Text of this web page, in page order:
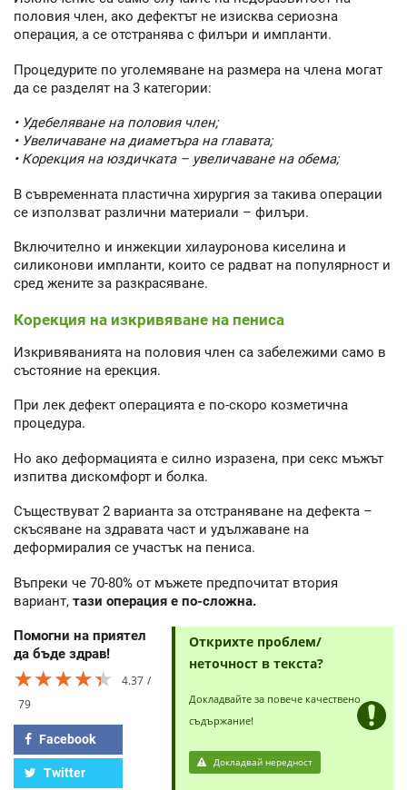
половия член, ако дефектът не изисква сериозна
операция, а се отстранява с филъри и импланти.
Процедурите по уголемяване на размера на члена могат
да се разделят на 3 категории:
• Удебеляване на половия член;
• Увеличаване на диаметъра на главата;
• Корекция на юздичката – увеличаване на обема;
В съвременната пластична хирургия за такива операции
се използват различни материали – филъри.
Включително и инжекции хилауронова киселина и
силиконови импланти, които се радват на популярност и
сред жените за разкрасяване.
Корекция на изкривяване на пениса
Изкривяванията на половия член са забележими само в
състояние на ерекция.
При лек дефект операцията е по-скоро козметична
процедура.
Но ако деформацията е силно изразена, при секс мъжът
изпитва дискомфорт и болка.
Съществуват 2 варианта за отстраняване на дефекта –
скъсяване на здравата част и удължаване на
деформиралия се участък на пениса.
Въпреки че 70-80% от мъжете предпочитат втория
вариант, тази операция е по-сложна.
Помогни на приятел
да бъде здрав!
★★★★★
★★★★★
★★★★★
4.37
79
Facebook
Twitter
Открихте проблем/
неточност в текста?
Докладвайте за повече качествено
съдържание!
Докладвай нередност